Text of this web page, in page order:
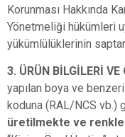
Korunması Hakkında
Yönetmeliği hükümleri
yükümlülüklerinin
3. ÜRÜN BİLGİLERİ
yapılan boya ve
koduna (RAL/NCS vb.)
üretilmekte ve